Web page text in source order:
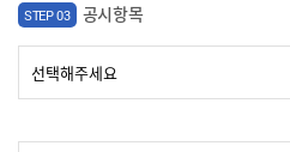
STEP 03 공시항목